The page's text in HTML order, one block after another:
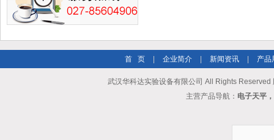
首 页 企业简介 新闻资讯 产品
武汉华科达实验设备有限公司 All Rights Reserved
主营产品导航： 电子天平